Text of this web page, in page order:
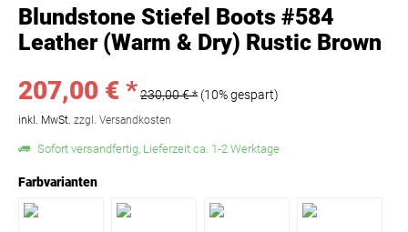
Blundstone Stiefel Boots #584
Leather (Warm & Dry) Rustic Brown
207,00 € *230,00 € * (10% gespart)
inkl. MwSt. zzgl. Versandkosten
Sofort versandfertig, Lieferzeit ca. 1-2 Werktage
Farbvarianten